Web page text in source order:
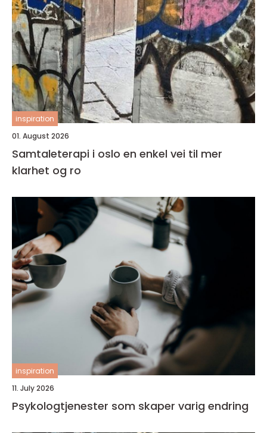
inspiration
01. August 2026
Samtaleterapi i oslo en enkel vei til mer
klarhet og ro
inspiration
11. July 2026
Psykologtjenester som skaper varig endring